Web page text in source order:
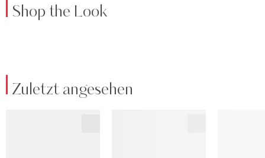
Shop the Look
Zuletzt angesehen